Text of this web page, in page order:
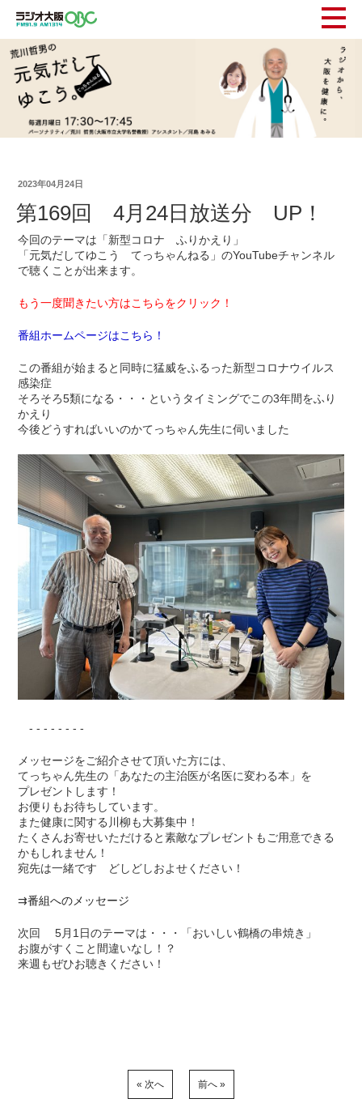
2023年04月24日
第169回 4月24日放送分 UP！
今回のテーマは「新型コロナ ふりかえり」
「元気だしてゆこう てっちゃんねる」のYouTubeチャンネル
で聴くことが出来ます。
もう一度聞きたい方はこちらをクリック！
番組ホームページはこちら！
この番組が始まると同時に猛威をふるった新型コロナウイルス
感染症
そろそろ5類になる・・・というタイミングでこの3年間をふり
かえり
今後どうすればいいのかてっちゃん先生に伺いました
- - - - - - - -
メッセージをご紹介させて頂いた方には、
てっちゃん先生の「あなたの主治医が名医に変わる本」を
プレゼントします！
お便りもお待ちしています。
また健康に関する川柳も大募集中！
たくさんお寄せいただけると素敵なプレゼントもご用意できる
かもしれません！
宛先は一緒です どしどしおよせください！
⇉番組へのメッセージ
次回 5月1日のテーマは・・・「おいしい鶴橋の串焼き」
お腹がすくこと間違いなし！？
来週もぜひお聴きください！
« 次へ 前へ »